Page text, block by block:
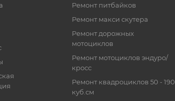
Ремонт питбайков
Ремонт макси скутера
Ремонт дорожных
мотоциклов
Ремонт мотоциклов эндуро/
кросс
Ремонт квадроциклов 50 - 190
куб.см